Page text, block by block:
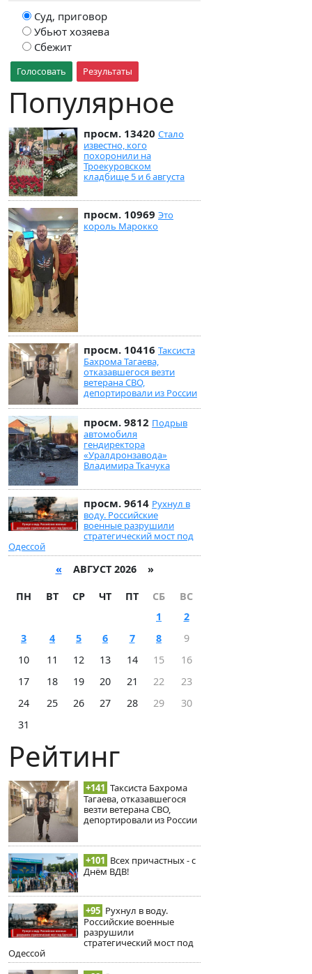
Суд, приговор
Убьют хозяева
Сбежит
Голосовать Результаты
Популярное
просм. 13420 Стало
известно, кого
похоронили на
Троекуровском
кладбище 5 и 6 августа
просм. 10969 Это
король Марокко
просм. 10416 Таксиста
Бахрома Тагаева,
отказавшегося везти
ветерана СВО,
депортировали из России
просм. 9812 Подрыв
автомобиля
гендиректора
«Уралдронзавода»
Владимира Ткачука
просм. 9614 Рухнул в
воду. Российские
военные разрушили
стратегический мост под
Одессой
« АВГУСТ 2026 »
ПН ВТ СР ЧТ ПТ СБ
ВС
1
2
3
4 5 6 7 8
9
10
11 12 13 14 15
16
17
18 19 20 21 22
23
24
25 26 27 28 29
30
31
Рейтинг
+141 Таксиста Бахрома
Тагаева, отказавшегося
везти ветерана СВО,
депортировали из России
+101 Всех причастных - с
Днём ВДВ!
+95 Рухнул в воду.
Российские военные
разрушили
стратегический мост под
Одессой